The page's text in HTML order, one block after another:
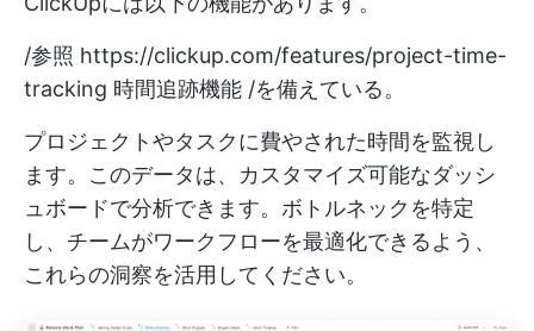
/参照 https://clickup.com/features/project-time-
tracking 時間追跡機能 /を備えている。
プロジェクトやタスクに費やされた時間を監視し
ます。このデータは、カスタマイズ可能なダッシ
ュボードで分析できます。ボトルネックを特定
し、チームがワークフローを最適化できるよう、
これらの洞察を活用してください。